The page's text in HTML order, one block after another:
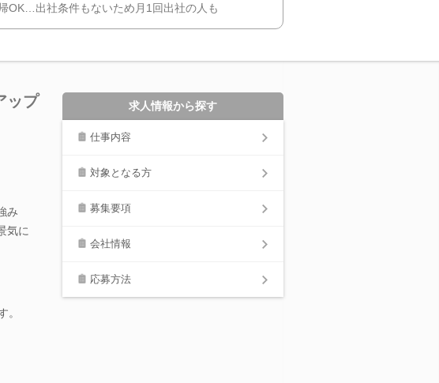
OK…出社条件もないため月1回出社の人も
ップ
み
気に
。
求人情報から探す
仕事内容
対象となる方
募集要項
会社情報
応募方法